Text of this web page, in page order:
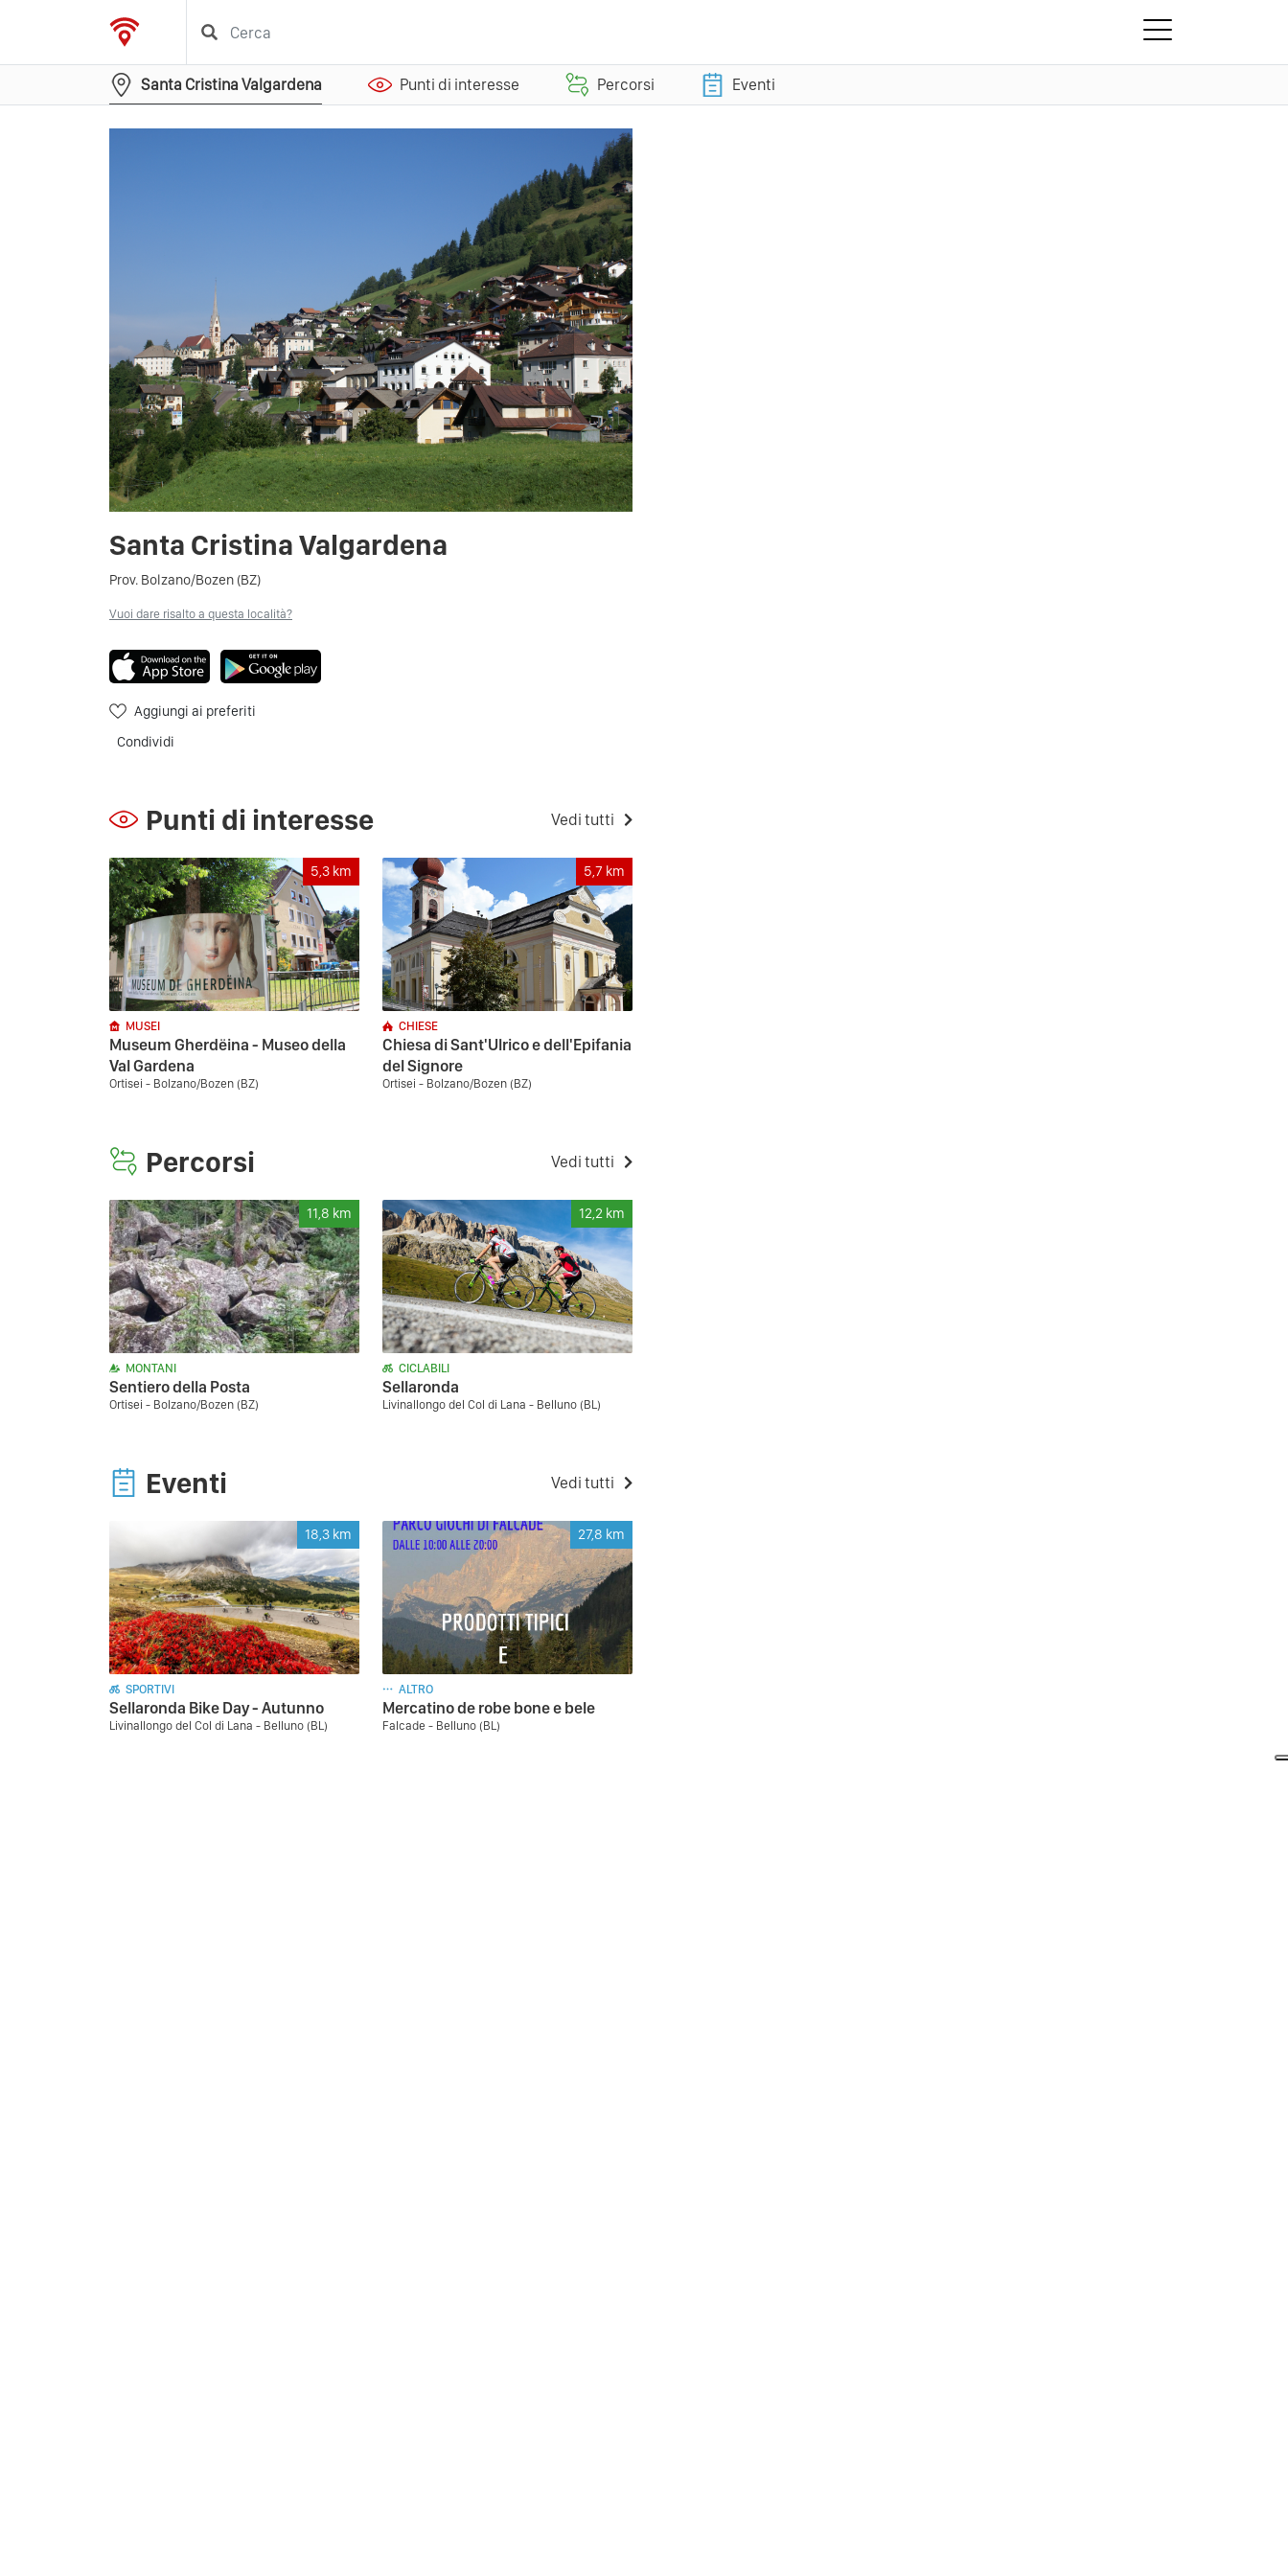
Santa Cristina Valgardena Punti di interesse Percorsi Eventi
Santa Cristina Valgardena
Prov. Bolzano/Bozen (BZ)
Vuoi dare risalto a questa località?
Aggiungi ai preferiti
Condividi
Punti di interesse Vedi tutti
5,3 km
MUSEI
Museum Gherdëina - Museo della
Val Gardena
Ortisei - Bolzano/Bozen (BZ)
5,7 km
CHIESE
Chiesa di Sant'Ulrico e dell'Epifania
del Signore
Ortisei - Bolzano/Bozen (BZ)
Percorsi Vedi tutti
11,8 km
MONTANI
Sentiero della Posta
Ortisei - Bolzano/Bozen (BZ)
12,2 km
CICLABILI
Sellaronda
Livinallongo del Col di Lana - Belluno (BL)
Eventi Vedi tutti
18,3 km
SPORTIVI
Sellaronda Bike Day - Autunno
Livinallongo del Col di Lana - Belluno (BL)
27,8 km
ALTRO
Mercatino de robe bone e bele
Falcade - Belluno (BL)